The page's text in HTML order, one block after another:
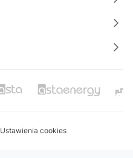
Ustawienia cookies